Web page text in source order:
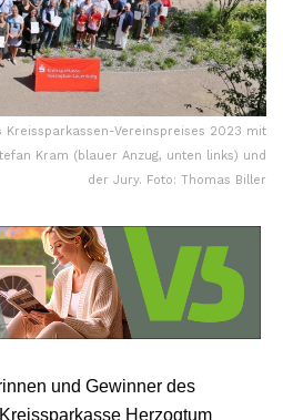
Kreissparkassen-Vereinspreises 2023 mit
Kram (blauer Anzug, unten links) und
der Jury. Foto: Thomas Biller
und Gewinner des
Herzogtum